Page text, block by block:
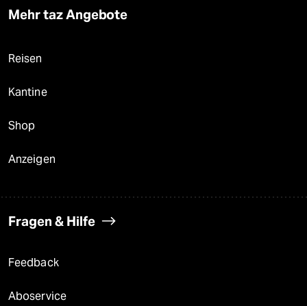
Mehr taz Angebote
Reisen
Kantine
Shop
Anzeigen
Fragen & Hilfe
Feedback
Aboservice